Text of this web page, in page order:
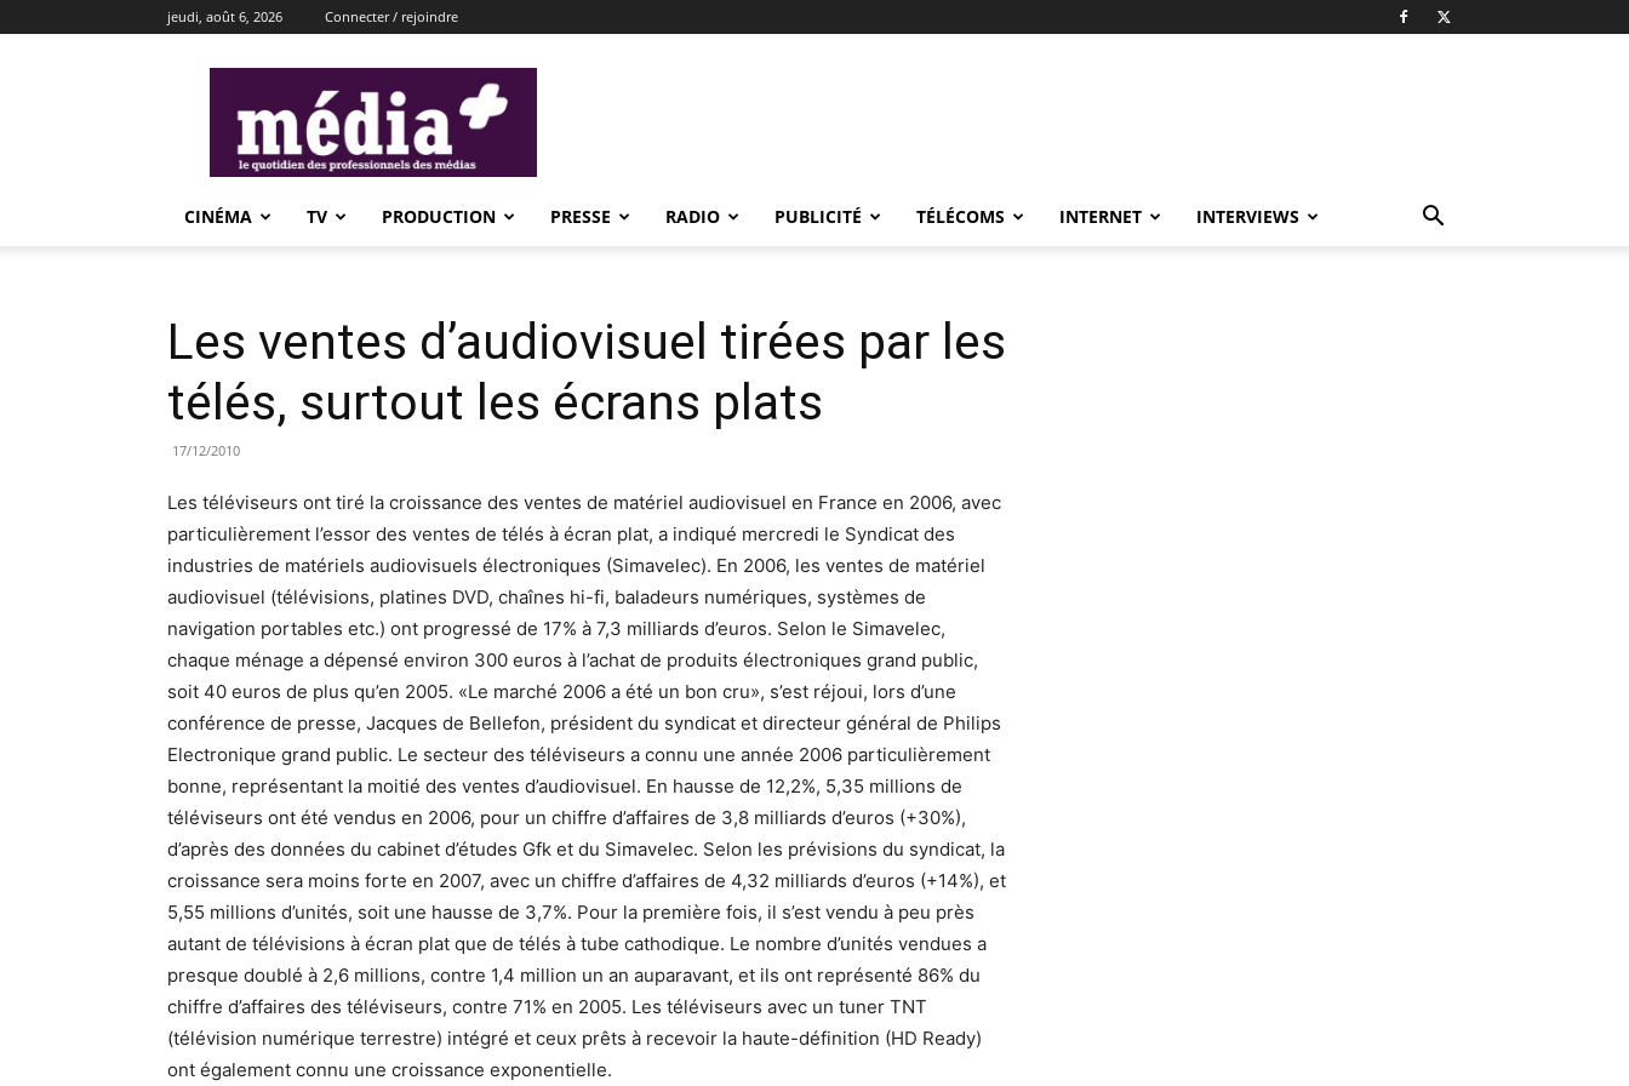
jeudi, août 6, 2026 Connecter / rejoindre
CINÉMA TV PRODUCTION PRESSE RADIO PUBLICITÉ TÉLÉCOMS INTERNET INTERVIEWS
Les ventes d’audiovisuel tirées par les
télés, surtout les écrans plats
17/12/2010
Les téléviseurs ont tiré la croissance des ventes de matériel audiovisuel en France en 2006, avec
particulièrement l’essor des ventes de télés à écran plat, a indiqué mercredi le Syndicat des
industries de matériels audiovisuels électroniques (Simavelec). En 2006, les ventes de matériel
audiovisuel (télévisions, platines DVD, chaînes hi-fi, baladeurs numériques, systèmes de
navigation portables etc.) ont progressé de 17% à 7,3 milliards d’euros. Selon le Simavelec,
chaque ménage a dépensé environ 300 euros à l’achat de produits électroniques grand public,
soit 40 euros de plus qu’en 2005. «Le marché 2006 a été un bon cru», s’est réjoui, lors d’une
conférence de presse, Jacques de Bellefon, président du syndicat et directeur général de Philips
Electronique grand public. Le secteur des téléviseurs a connu une année 2006 particulièrement
bonne, représentant la moitié des ventes d’audiovisuel. En hausse de 12,2%, 5,35 millions de
téléviseurs ont été vendus en 2006, pour un chiffre d’affaires de 3,8 milliards d’euros (+30%),
d’après des données du cabinet d’études Gfk et du Simavelec. Selon les prévisions du syndicat, la
croissance sera moins forte en 2007, avec un chiffre d’affaires de 4,32 milliards d’euros (+14%), et
5,55 millions d’unités, soit une hausse de 3,7%. Pour la première fois, il s’est vendu à peu près
autant de télévisions à écran plat que de télés à tube cathodique. Le nombre d’unités vendues a
presque doublé à 2,6 millions, contre 1,4 million un an auparavant, et ils ont représenté 86% du
chiffre d’affaires des téléviseurs, contre 71% en 2005. Les téléviseurs avec un tuner TNT
(télévision numérique terrestre) intégré et ceux prêts à recevoir la haute-définition (HD Ready)
ont également connu une croissance exponentielle.